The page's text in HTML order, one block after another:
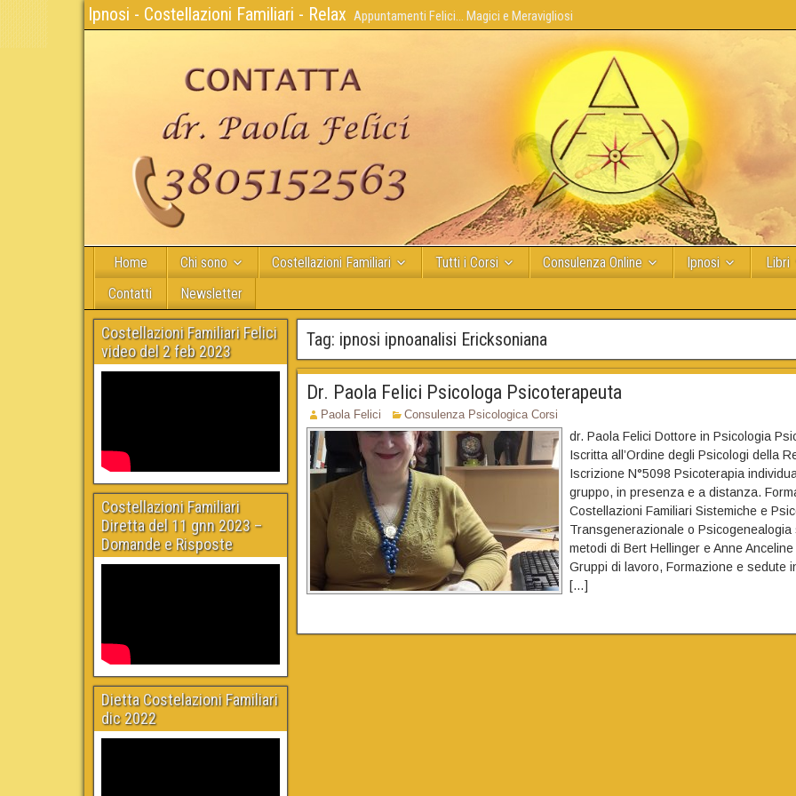
Ipnosi - Costellazioni Familiari - Relax Appuntamenti Felici... Magici e Meravigliosi
Home Chi sono Costellazioni Familiari Tutti i Corsi Consulenza Online Ipnosi Libri
Contatti
Newsletter
Tag: ipnosi ipnoanalisi Ericksoniana
Dr. Paola Felici Psicologa Psicoterapeuta
Paola Felici Consulenza Psicologica Corsi
dr. Paola Felici Dottore in Psicologia
Iscritta all’Ordine degli Psicologi della
Iscrizione N°5098 Psicoterapia
gruppo, in presenza e a distanza.
Costellazioni Familiari Sistemiche e
Transgenerazionale o Psicogenealogia
metodi di Bert Hellinger e Anne
Gruppi di lavoro, Formazione e sedute
[…]
Costellazioni Familiari Felici
video del 2 feb 2023
Costellazioni Familiari
Diretta del 11 gnn 2023 –
Domande e Risposte
Dietta Costelazioni Familiari
dic 2022